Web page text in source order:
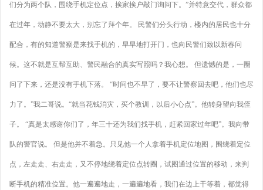
们分为两个队，围绕手机定位点，挨家挨户敲门询问下。”并特意交代，群众都
在过年，动静不要太大，别忘了拜个年。 民警们分头行动，楼内的居民也十分
配合，有的知道警察是来找手机的，早早地打开门，也向民警们致以新春问
候。这不就是互帮互助、警民融合的真实写照吗？我心想。 但遗憾的是，一圈
问了下来，还是没有手机下落。 “时间也不早了，要不让警察回去吧，他们也尽
力了。”我二哥说。“就当花钱消灾，买个教训，以后小心点”。他转身望向我侄
子。 “真是太感谢你们了，年三十还为我们找手机，赶紧回家过年吧”。我向带
队的警官说。 但是他并不着急。只见他一个人拿着手机定位地图，围绕着定位
点，左走走、右走走，又不停地绕着定位点转圈，试图通过位置的移动，来判
断手机的精准位置。他一遍遍地走，一遍遍地看，我们在边上干等着，都觉得